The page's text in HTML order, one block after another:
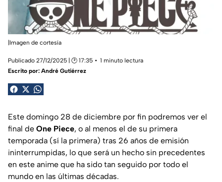
|Imagen de cortesía
Publicado 27/12/2025 | 🕑 17:35
1 minuto lectura
Escrito por: André Gutiérrez
Este domingo 28 de diciembre por fin podremos ver el
final de One Piece, o al menos el de su primera
temporada (sí la primera) tras 26 años de emisión
ininterrumpidas, lo que será un hecho sin precedentes
en este anime que ha sido tan seguido por todo el
mundo en las últimas décadas.